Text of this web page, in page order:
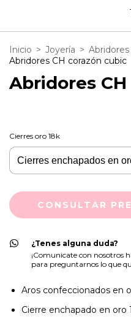
Inicio > Joyería >
Abridores CH corazón cubic
Abridores
Cierres oro 18k
¿Tenes alguna duda?
¡Comunicate con nosotros
para preguntarnos lo que
Aros confeccionados en
Cierre enchapado en oro